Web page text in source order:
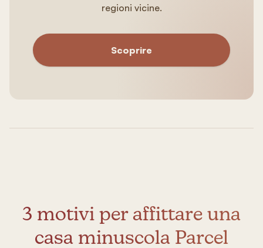
regioni vicine.
Scoprire
3 motivi per affittare una
casa minuscola Parcel